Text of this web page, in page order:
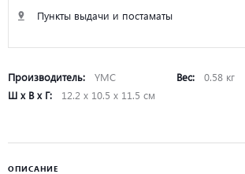
Пункты выдачи и постаматы
Производитель: YMC Вес:
0.58 кг
Ш х В х Г:
12.2 х 10.5 х 11.5 см
ОПИСАНИЕ